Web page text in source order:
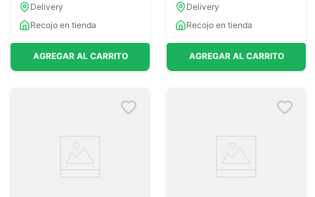
Delivery
Recojo en tienda
AGREGAR AL CARRITO
Delivery
Recojo en tienda
AGREGAR AL CARRITO